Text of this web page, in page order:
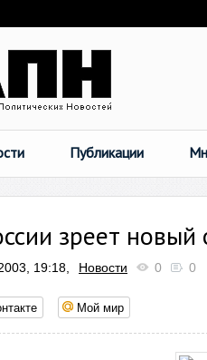
Публикации
зреет новый
19:18, Новости 0 0
Мой мир